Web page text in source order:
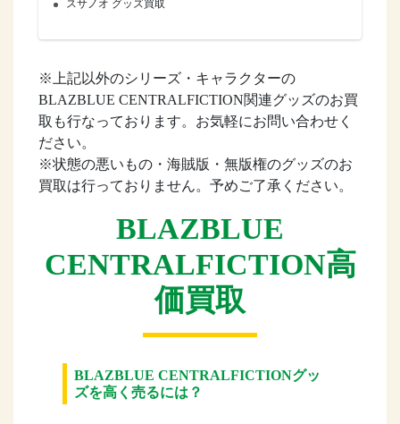
スサノオ グッズ買取
※上記以外のシリーズ・キャラクターの
BLAZBLUE CENTRALFICTION関連グッズのお買
取も行なっております。お気軽にお問い合わせく
ださい。
※状態の悪いもの・海賊版・無版権のグッズのお
買取は行っておりません。予めご了承ください。
BLAZBLUE
CENTRALFICTION高
価買取
BLAZBLUE CENTRALFICTIONグッ
ズを高く売るには？